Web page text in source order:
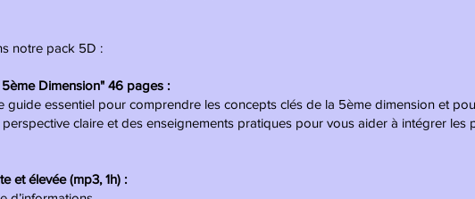
notre pack 5D :
Dimension" 46 pages :
guide essentiel pour comprendre les concepts clés de la 5ème dimension et
claire et des enseignements pratiques pour vous aider à intégrer les
et élevée (mp3, 1h) :